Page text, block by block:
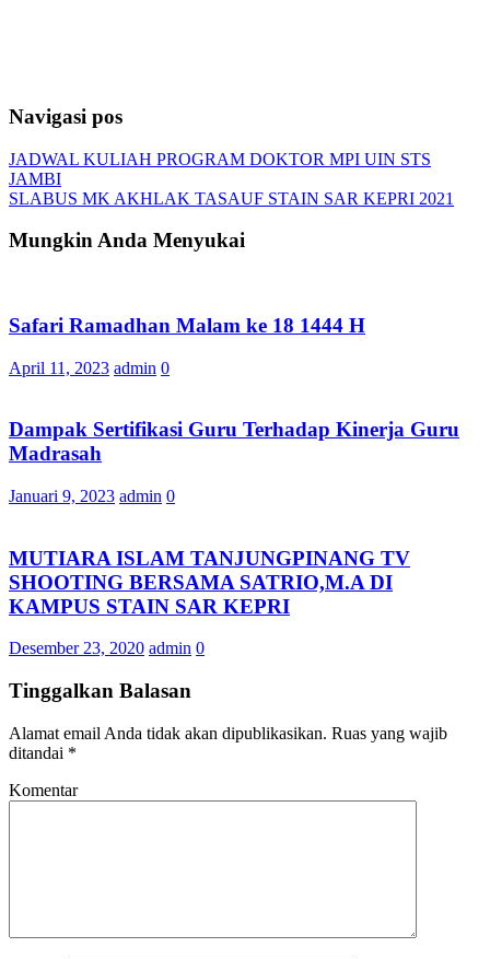
Navigasi pos
JADWAL KULIAH PROGRAM DOKTOR MPI UIN STS
JAMBI
SLABUS MK AKHLAK TASAUF STAIN SAR KEPRI 2021
Mungkin Anda Menyukai
Safari Ramadhan Malam ke 18 1444 H
April 11, 2023 admin 0
Dampak Sertifikasi Guru Terhadap Kinerja Guru
Madrasah
Januari 9, 2023 admin 0
MUTIARA ISLAM TANJUNGPINANG TV
SHOOTING BERSAMA SATRIO,M.A DI
KAMPUS STAIN SAR KEPRI
Desember 23, 2020 admin 0
Tinggalkan Balasan
Alamat email Anda tidak akan dipublikasikan. Ruas yang wajib
ditandai *
Komentar